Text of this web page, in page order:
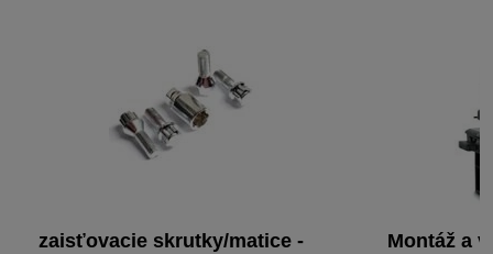
zaisťovacie skrutky/matice -
Montáž a